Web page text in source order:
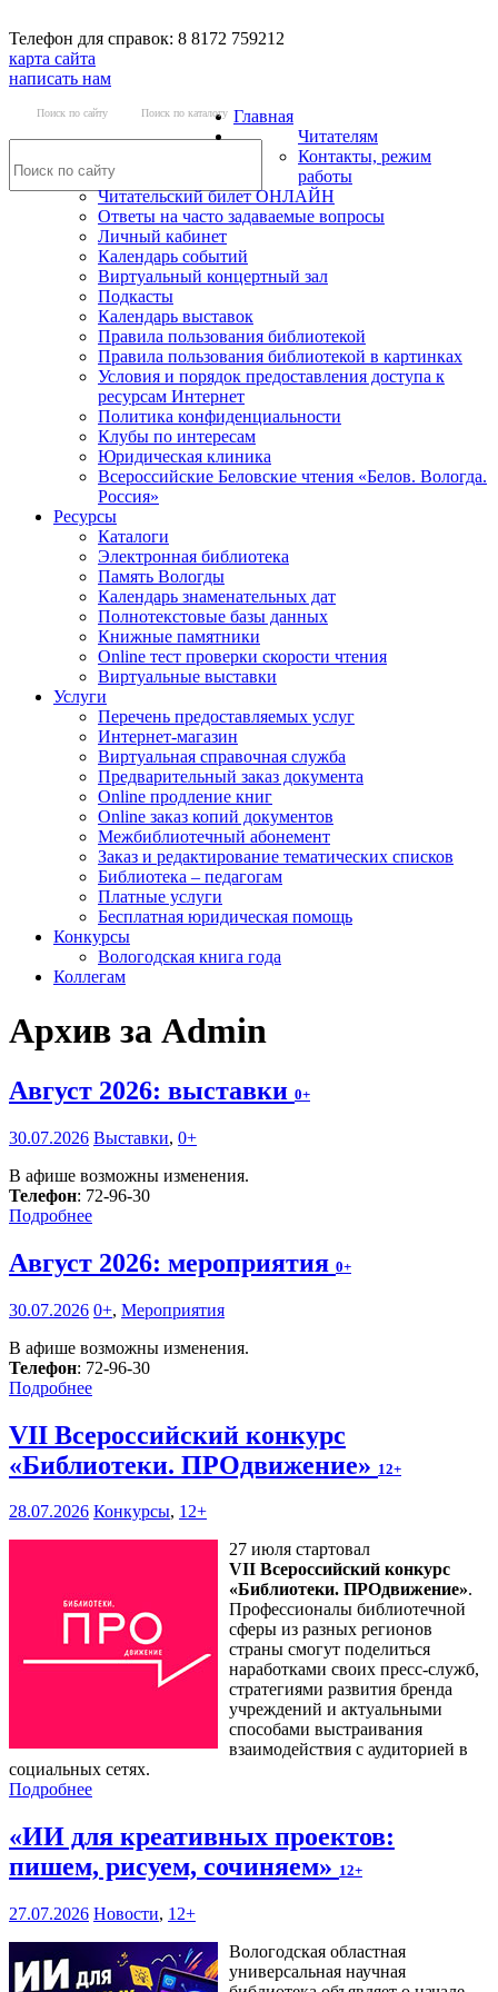
Телефон для справок: 8 8172 759212
карта сайта
написать нам
Поиск по сайту Поиск по каталогу Главная
Читателям
Контакты, режим
работы
Читательский билет ОНЛАЙН
Ответы на часто задаваемые вопросы
Личный кабинет
Календарь событий
Виртуальный концертный зал
Подкасты
Календарь выставок
Правила пользования библиотекой
Правила пользования библиотекой в картинках
Условия и порядок предоставления доступа к
ресурсам Интернет
Политика конфиденциальности
Клубы по интересам
Юридическая клиника
Всероссийские Беловские чтения «Белов. Вологда.
Россия»
Ресурсы
Каталоги
Электронная библиотека
Память Вологды
Календарь знаменательных дат
Полнотекстовые базы данных
Книжные памятники
Online тест проверки скорости чтения
Виртуальные выставки
Услуги
Перечень предоставляемых услуг
Интернет-магазин
Виртуальная справочная служба
Предварительный заказ документа
Online продление книг
Online заказ копий документов
Межбиблиотечный абонемент
Заказ и редактирование тематических списков
Библиотека – педагогам
Платные услуги
Бесплатная юридическая помощь
Конкурсы
Вологодская книга года
Коллегам
Архив за Admin
Август 2026: выставки 0+
30.07.2026 Выставки, 0+
В афише возможны изменения.
Телефон: 72-96-30
Подробнее
Август 2026: мероприятия 0+
30.07.2026 0+, Мероприятия
В афише возможны изменения.
Телефон: 72-96-30
Подробнее
VII Всероссийский конкурс
«Библиотеки. ПРОдвижение» 12+
28.07.2026 Конкурсы, 12+
27 июля стартовал
VII Всероссийский конкурс
«Библиотеки. ПРОдвижение».
Профессионалы библиотечной
сферы из разных регионов
страны смогут поделиться
наработками своих пресс-служб,
стратегиями развития бренда
учреждений и актуальными
способами выстраивания
взаимодействия с аудиторией в
социальных сетях.
Подробнее
«ИИ для креативных проектов:
пишем, рисуем, сочиняем» 12+
27.07.2026 Новости, 12+
Вологодская областная
универсальная научная